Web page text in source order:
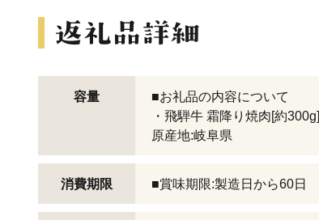
容量
■お礼品の内容について
・飛騨牛 霜降り焼肉[約300g]
原産地:岐阜県
消費期限 ■賞味期限:製造日から60日